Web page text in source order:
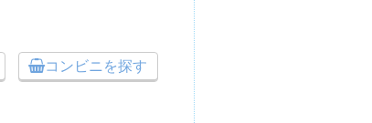
コンビニを探す